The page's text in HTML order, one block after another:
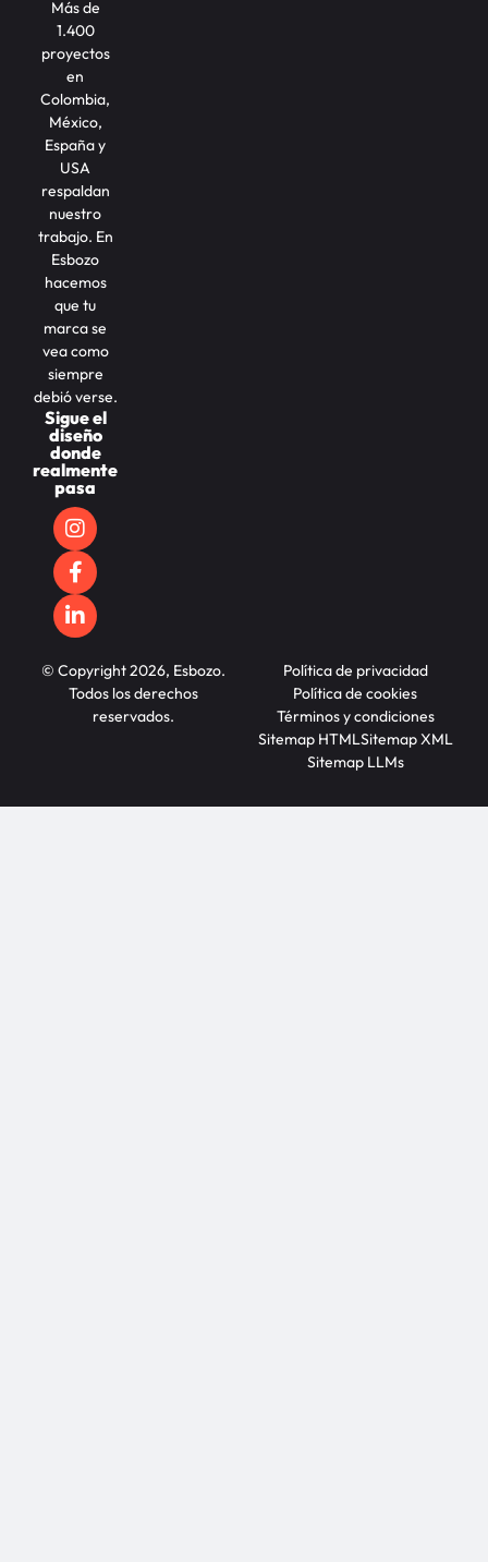
Más de
1.400
proyectos
en
Colombia,
México,
España y
USA
respaldan
nuestro
trabajo. En
Esbozo
hacemos
que tu
marca se
vea como
siempre
debió verse.
Sigue el
diseño
donde
realmente
pasa
© Copyright 2026, Esbozo.
Todos los derechos
reservados.
Política de privacidad
Política de cookies
Términos y condiciones
Sitemap HTMLSitemap XML
Sitemap LLMs